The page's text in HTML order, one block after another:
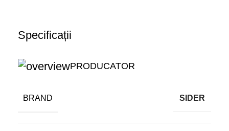
Specificații
PRODUCATOR
BRAND SIDER